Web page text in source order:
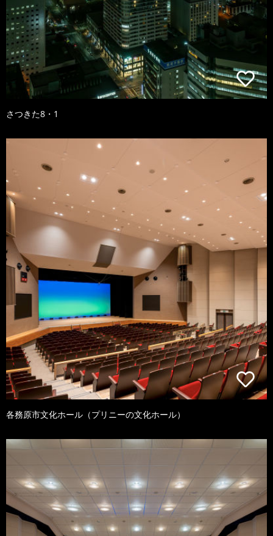
さつきた8・1
各務原市文化ホール（プリニーの文化ホール）